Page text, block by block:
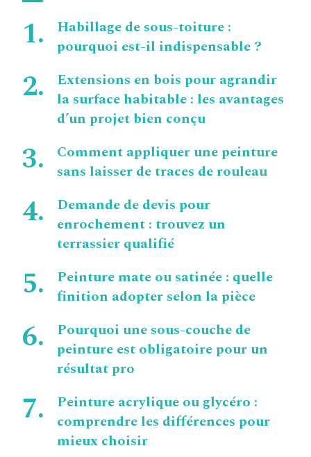
Habillage de sous-toiture :
pourquoi est-il indispensable ?
Extensions en bois pour agrandir
la surface habitable : les avantages
d’un projet bien conçu
Comment appliquer une peinture
sans laisser de traces de rouleau
Demande de devis pour
enrochement : trouvez un
terrassier qualifié
Peinture mate ou satinée : quelle
finition adopter selon la pièce
Pourquoi une sous-couche de
peinture est obligatoire pour un
résultat pro
Peinture acrylique ou glycéro :
comprendre les différences pour
mieux choisir